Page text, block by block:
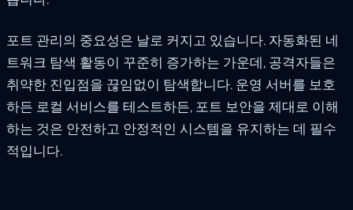
포트 관리의 중요성은 날로 커지고 있습니다. 자동화된 네
트워크 탐색 활동이 꾸준히 증가하는 가운데, 공격자들은
취약한 진입점을 끊임없이 탐색합니다. 운영 서버를 보호
하든 로컬 서비스를 테스트하든, 포트 보안을 제대로 이해
하는 것은 안전하고 안정적인 시스템을 유지하는 데 필수
적입니다.